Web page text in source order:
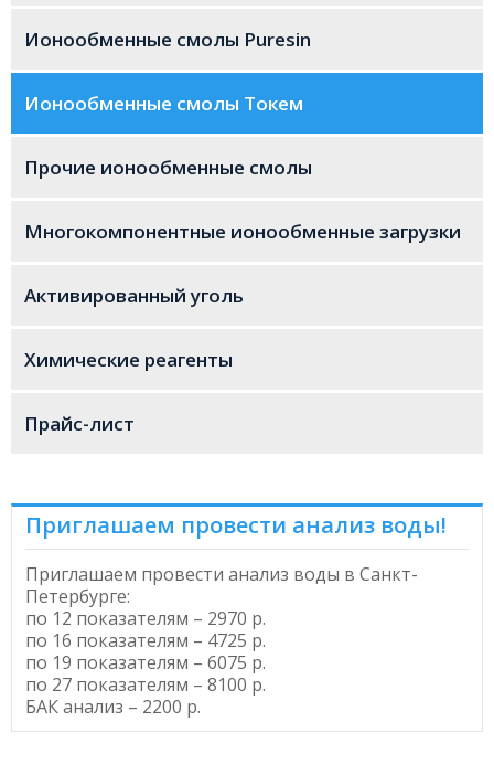
Ионообменные смолы Puresin
Ионообменные смолы Токем
Прочие ионообменные смолы
Многокомпонентные ионообменные загрузки
Активированный уголь
Химические реагенты
Прайс-лист
Приглашаем провести анализ воды!
Приглашаем провести анализ воды в Санкт-
Петербурге:
по 12 показателям – 2970 р.
по 16 показателям – 4725 р.
по 19 показателям – 6075 р.
по 27 показателям – 8100 р.
БАК анализ – 2200 р.